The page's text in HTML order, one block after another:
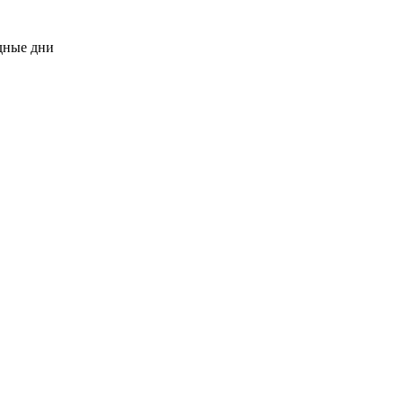
дни